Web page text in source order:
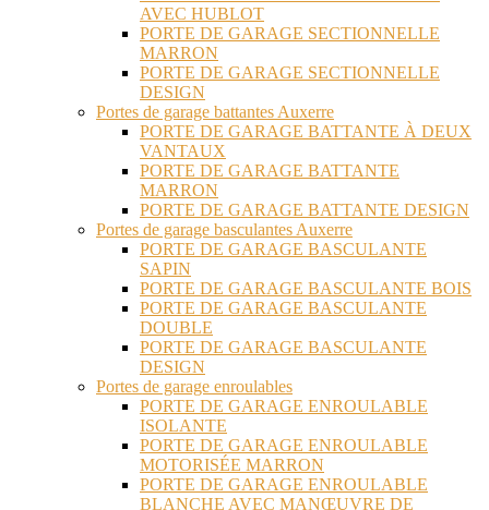
AVEC HUBLOT
PORTE DE GARAGE SECTIONNELLE
MARRON
PORTE DE GARAGE SECTIONNELLE
DESIGN
Portes de garage battantes Auxerre
PORTE DE GARAGE BATTANTE À DEUX
VANTAUX
PORTE DE GARAGE BATTANTE
MARRON
PORTE DE GARAGE BATTANTE DESIGN
Portes de garage basculantes Auxerre
PORTE DE GARAGE BASCULANTE
SAPIN
PORTE DE GARAGE BASCULANTE BOIS
PORTE DE GARAGE BASCULANTE
DOUBLE
PORTE DE GARAGE BASCULANTE
DESIGN
Portes de garage enroulables
PORTE DE GARAGE ENROULABLE
ISOLANTE
PORTE DE GARAGE ENROULABLE
MOTORISÉE MARRON
PORTE DE GARAGE ENROULABLE
BLANCHE AVEC MANŒUVRE DE